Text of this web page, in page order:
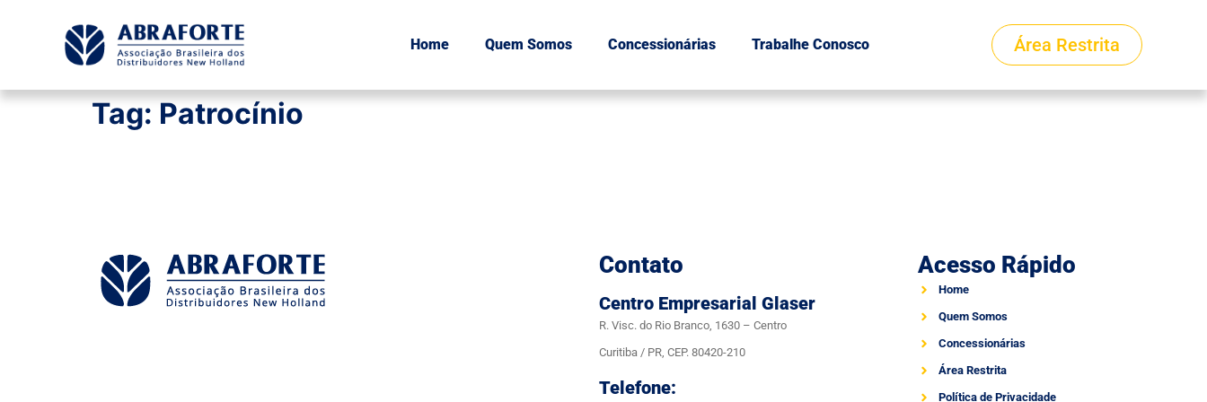
Home Quem Somos Concessionárias Trabalhe Conosco Área Restrita
Tag: Patrocínio
Contato
Centro Empresarial Glaser
R. Visc. do Rio Branco, 1630 – Centro
Curitiba / PR, CEP. 80420-210
Telefone:
Acesso Rápido
Home
Quem Somos
Concessionárias
Área Restrita
Política de Privacidade